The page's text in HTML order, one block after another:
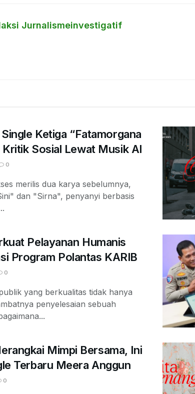
Jurnalismeinvestigatif
Ketiga “Fatamorgana
Kritik Sosial Lewat Musik AI
0
merilis dua karya sebelumnya,
dan "Sirna", penyanyi berbasis
Pelayanan Humanis
Program Polantas KARIB
0
yang berkualitas tidak hanya
penyelesaian sebuah
Mimpi Bersama, Ini
Terbaru Meera Anggun
0